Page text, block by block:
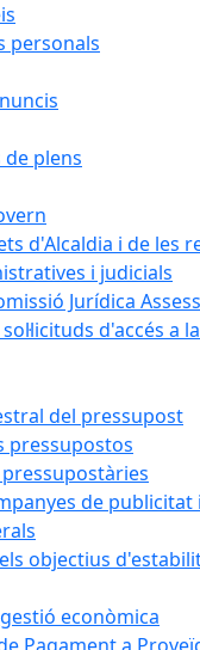
personals
plens
d'Alcaldia i de les
i judicials
Jurídica
d'accés a
del pressupost
pressupostos
de
objectius
econòmica